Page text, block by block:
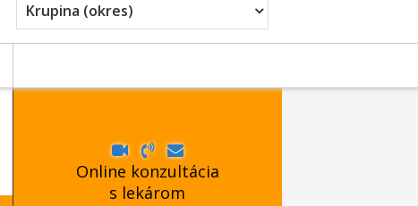
Krupina (okres)
Online konzultácia
s lekárom